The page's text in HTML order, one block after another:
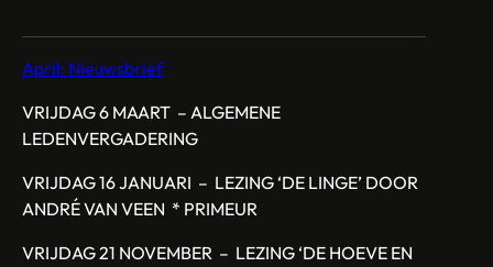
April: Nieuwsbrief
VRIJDAG 6 MAART – ALGEMENE
LEDENVERGADERING
VRIJDAG 16 JANUARI – LEZING ‘DE LINGE’ DOOR
ANDRÉ VAN VEEN * PRIMEUR
VRIJDAG 21 NOVEMBER – LEZING ‘DE HOEVE EN